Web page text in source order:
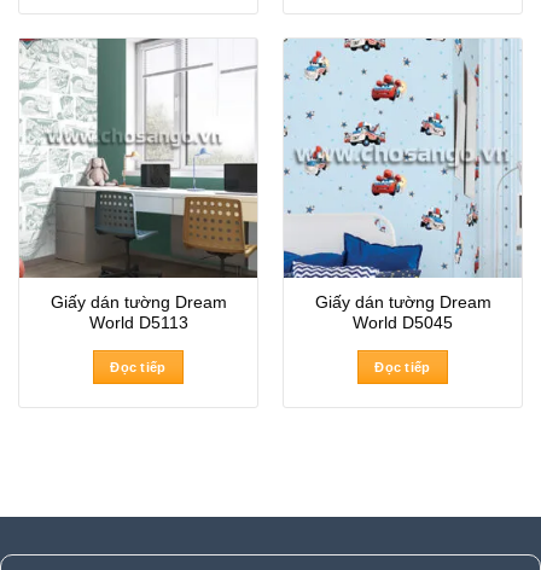
Giấy dán tường Dream
World D5113
Đọc tiếp
Giấy dán tường Dream
World D5045
Đọc tiếp